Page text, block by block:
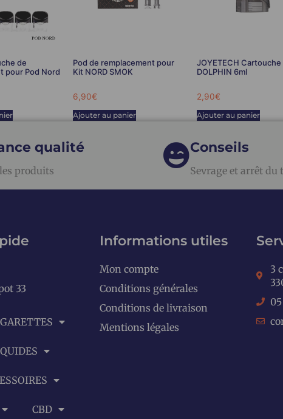
de
pour Pod Nord
Pod de remplacement pour
Kit NORD SMOK
6,90€
Ajouter au panier
JOYETECH Cartouche
DOLPHIN 6ml
2,90€
Ajouter au panier
qualité
produits
Conseils
Sevrage et arrêt du
33
CBD
Informations utiles
Mon compte
Conditions générales
Conditions de livraison
Mentions légales
3